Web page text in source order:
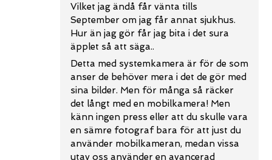
Vilket jag ändå får vänta tills
September om jag får annat sjukhus.
Hur än jag gör får jag bita i det sura
äpplet så att säga..
Detta med systemkamera är för de som
anser de behöver mera i det de gör med
sina bilder. Men för många så räcker
det långt med en mobilkamera! Men
känn ingen press eller att du skulle vara
en sämre fotograf bara för att just du
använder mobilkameran, medan vissa
utav oss använder en avancerad